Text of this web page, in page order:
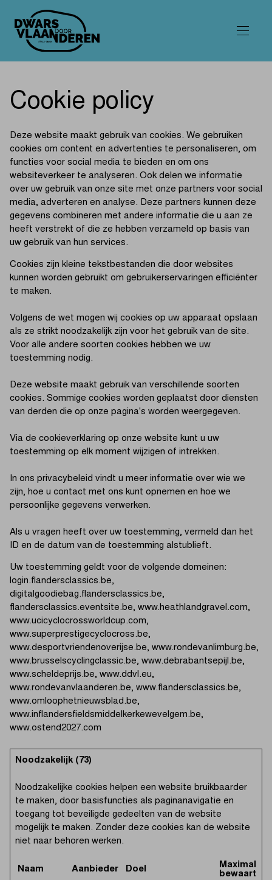
Cookie policy
Deze website maakt gebruik van cookies. We gebruiken
cookies om content en advertenties te personaliseren, om
functies voor social media te bieden en om ons
websiteverkeer te analyseren. Ook delen we informatie
over uw gebruik van onze site met onze partners voor social
media, adverteren en analyse. Deze partners kunnen deze
gegevens combineren met andere informatie die u aan ze
heeft verstrekt of die ze hebben verzameld op basis van
uw gebruik van hun services.
Cookies zijn kleine tekstbestanden die door websites
kunnen worden gebruikt om gebruikerservaringen efficiënter
te maken.
Volgens de wet mogen wij cookies op uw apparaat opslaan
als ze strikt noodzakelijk zijn voor het gebruik van de site.
Voor alle andere soorten cookies hebben we uw
toestemming nodig.
Deze website maakt gebruik van verschillende soorten
cookies. Sommige cookies worden geplaatst door diensten
van derden die op onze pagina's worden weergegeven.
Via de cookieverklaring op onze website kunt u uw
toestemming op elk moment wijzigen of intrekken.
In ons privacybeleid vindt u meer informatie over wie we
zijn, hoe u contact met ons kunt opnemen en hoe we
persoonlijke gegevens verwerken.
Als u vragen heeft over uw toestemming, vermeld dan het
ID en de datum van de toestemming alstublieft.
Uw toestemming geldt voor de volgende domeinen:
login.flandersclassics.be,
digitalgoodiebag.flandersclassics.be,
flandersclassics.eventsite.be, www.heathlandgravel.com,
www.ucicyclocrossworldcup.com,
www.superprestigecyclocross.be,
www.desportvriendenoverijse.be, www.rondevanlimburg.be,
www.brusselscyclingclassic.be, www.debrabantsepijl.be,
www.scheldeprijs.be, www.ddvl.eu,
www.rondevanvlaanderen.be, www.flandersclassics.be,
www.omloophetnieuwsblad.be,
www.inflandersfieldsmiddelkerkewevelgem.be,
www.ostend2027.com
Noodzakelijk (73)
Noodzakelijke cookies helpen een website bruikbaarder
te maken, door basisfuncties als paginanavigatie en
toegang tot beveiligde gedeelten van de website
mogelijk te maken. Zonder deze cookies kan de website
niet naar behoren werken.
Naam Aanbieder Doel
Maximale